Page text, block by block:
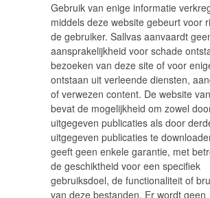
Gebruik van enige informatie
middels deze website gebeurt voor
de gebruiker. Sallvas aanvaardt
aansprakelijkheid voor schade
bezoeken van deze site of voor
ontstaan uit verleende diensten,
of verwezen content. De website
bevat de mogelijkheid om zowel
uitgegeven publicaties als door
uitgegeven publicaties te
geeft geen enkele garantie, met
de geschiktheid voor een specifiek
gebruiksdoel, de functionaliteit of
van deze bestanden. Er wordt geen